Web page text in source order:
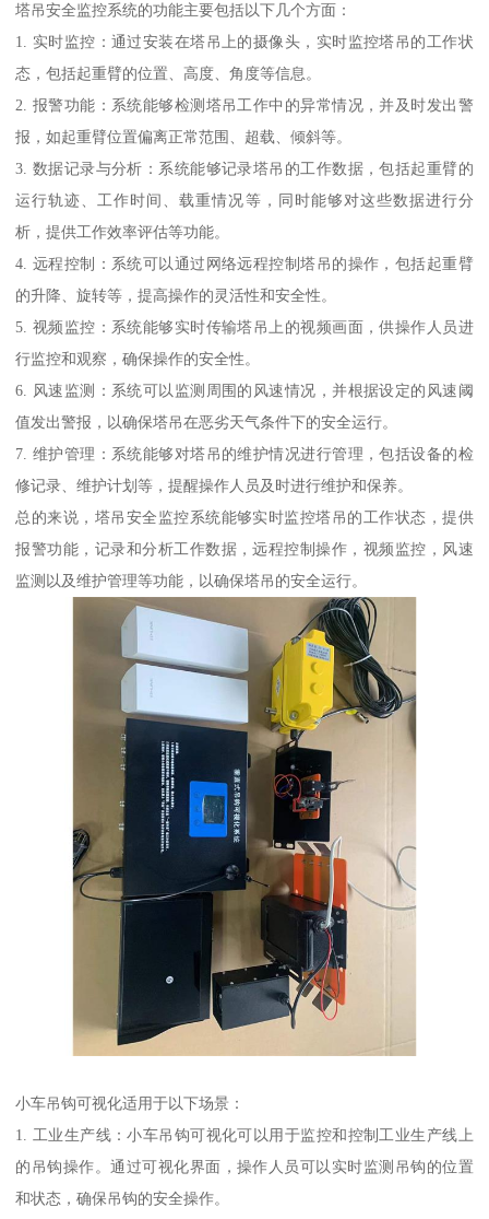
塔吊安全监控系统的功能主要包括以下几个方面：
1. 实时监控：通过安装在塔吊上的摄像头，实时监控塔吊的工作状
态，包括起重臂的位置、高度、角度等信息。
2. 报警功能：系统能够检测塔吊工作中的异常情况，并及时发出警
报，如起重臂位置偏离正常范围、超载、倾斜等。
3. 数据记录与分析：系统能够记录塔吊的工作数据，包括起重臂的
运行轨迹、工作时间、载重情况等，同时能够对这些数据进行分
析，提供工作效率评估等功能。
4. 远程控制：系统可以通过网络远程控制塔吊的操作，包括起重臂
的升降、旋转等，提高操作的灵活性和安全性。
5. 视频监控：系统能够实时传输塔吊上的视频画面，供操作人员进
行监控和观察，确保操作的安全性。
6. 风速监测：系统可以监测周围的风速情况，并根据设定的风速阈
值发出警报，以确保塔吊在恶劣天气条件下的安全运行。
7. 维护管理：系统能够对塔吊的维护情况进行管理，包括设备的检
修记录、维护计划等，提醒操作人员及时进行维护和保养。
总的来说，塔吊安全监控系统能够实时监控塔吊的工作状态，提供
报警功能，记录和分析工作数据，远程控制操作，视频监控，风速
监测以及维护管理等功能，以确保塔吊的安全运行。
小车吊钩可视化适用于以下场景：
1. 工业生产线：小车吊钩可视化可以用于监控和控制工业生产线上
的吊钩操作。通过可视化界面，操作人员可以实时监测吊钩的位置
和状态，确保吊钩的安全操作。